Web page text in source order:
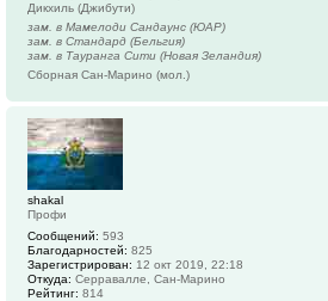
Дикхиль (Джибути)
зам. в Мамелоди Сандаунс (ЮАР)
зам. в Стандард (Бельгия)
зам. в Тауранга Сити (Новая Зеландия)
Сборная Сан-Марино (мол.)
shakal
Профи
Сообщений: 593
Благодарностей: 825
Зарегистрирован: 12 окт 2019, 22:18
Откуда: Серравалле, Сан-Марино
Рейтинг: 814